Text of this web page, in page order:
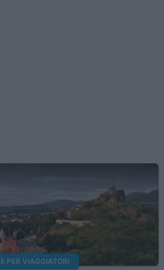
PER VIAGGIATORI